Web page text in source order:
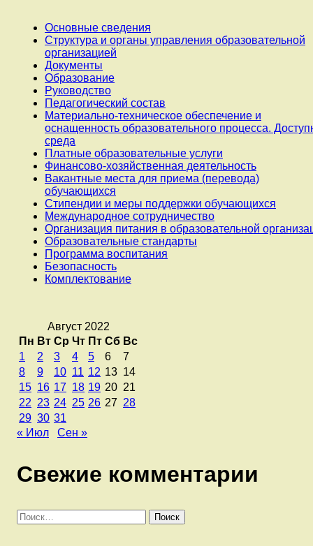
Основные сведения
Структура и органы управления образовательной
организацией
Документы
Образование
Руководство
Педагогический состав
Материально-техническое обеспечение и
оснащенность образовательного процесса.
среда
Платные образовательные услуги
Финансово-хозяйственная деятельность
Вакантные места для приема (перевода)
обучающихся
Стипендии и меры поддержки обучающихся
Международное сотрудничество
Организация питания в образовательной
Образовательные стандарты
Программа воспитания
Безопасность
Комплектование
Август 2022
Пн Вт Ср Чт Пт Сб Вс
1
2 3 4 5 6
7
8
9 10 11 12 13 14
15 16 17 18 19 20 21
22 23 24 25 26 27 28
29 30 31
« Июл
Сен »
Свежие комментарии
Найти: